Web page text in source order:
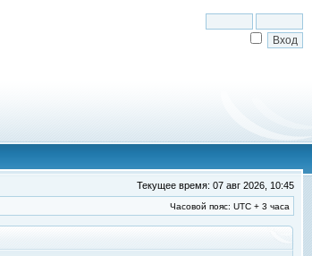
Текущее время: 07 авг 2026, 10:45
Часовой пояс: UTC + 3 часа